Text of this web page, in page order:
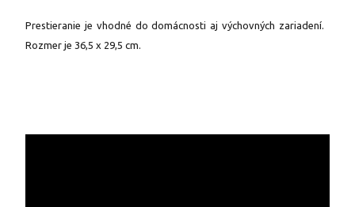
Prestieranie je vhodné do domácnosti aj výchovných zariadení.
Rozmer je 36,5 x 29,5 cm.